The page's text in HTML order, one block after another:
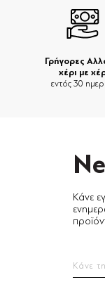
Γρήγορες
χέρι με
εντός 30
Κάνε